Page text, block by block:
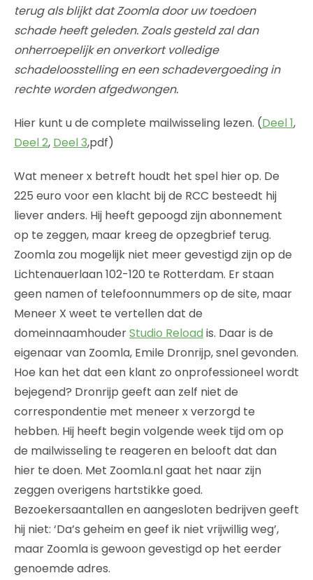
terug als blijkt dat Zoomla door uw toedoen
schade heeft geleden. Zoals gesteld zal dan
onherroepelijk en onverkort volledige
schadeloosstelling en een schadevergoeding in
rechte worden afgedwongen.
Hier kunt u de complete mailwisseling lezen. (Deel 1,
Deel 2, Deel 3,pdf)
Wat meneer x betreft houdt het spel hier op. De
225 euro voor een klacht bij de RCC besteedt hij
liever anders. Hij heeft gepoogd zijn abonnement
op te zeggen, maar kreeg de opzegbrief terug.
Zoomla zou mogelijk niet meer gevestigd zijn op de
Lichtenauerlaan 102-120 te Rotterdam. Er staan
geen namen of telefoonnummers op de site, maar
Meneer X weet te vertellen dat de
domeinnaamhouderStudio Reload is. Daar is de
eigenaar van Zoomla, Emile Dronrijp, snel gevonden.
Hoe kan het dat een klant zo onprofessioneel wordt
bejegend? Dronrijp geeft aan zelf niet de
correspondentie met meneer x verzorgd te
hebben. Hij heeft begin volgende week tijd om op
de mailwisseling te reageren en belooft dat dan
hier te doen. Met Zoomla.nl gaat het naar zijn
zeggen overigens hartstikke goed.
Bezoekersaantallen en aangesloten bedrijven geeft
hij niet: ‘Da’s geheim en geef ik niet vrijwillig weg’,
maar Zoomla is gewoon gevestigd op het eerder
genoemde adres.